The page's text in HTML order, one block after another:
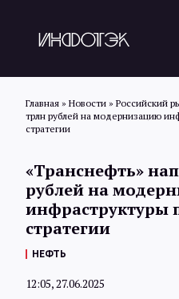
Главная » Новости » Российский
трлн рублей на модернизацию
стратегии
«Транснефть»
рублей на
инфраструктуры
стратегии
НЕФТЬ
12:05, 27.06.2025